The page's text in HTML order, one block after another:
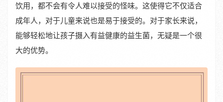
饮用，都不会有令人难以接受的怪味。这使得它不仅适合
成年人，对于儿童来说也是易于接受的。对于家长来说，
能够轻松地让孩子摄入有益健康的益生菌，无疑是一个很
大的优势。